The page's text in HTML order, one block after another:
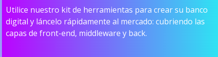
Utilice nuestro kit de herramientas para crear su banco
digital y láncelo rápidamente al mercado: cubriendo las
capas de front-end, middleware y back.